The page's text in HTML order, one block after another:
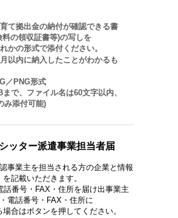
て拠出金の納付が確認できる書
料の領収証書等)の写しを
かの形式で添付ください。
以内に納入したことがわかるも
／PNG形式
で、ファイル名は60文字以内、
み添付可能)
ッター派遣事業担当者届
事業主を担当される方の企業と情報
を記載いただきます。
話番号・FAX・住所を届け出事業主
電話番号・FAX・住所に
場合はボタンを押してください。